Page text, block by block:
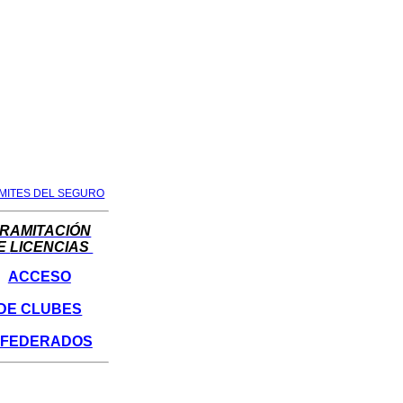
DEL SEGURO
LICENCIAS
ACCESO
DE CLUBES